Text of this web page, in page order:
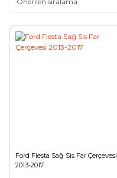
Ford Fiesta Sağ Sis Far Çerçevesi
2013-2017